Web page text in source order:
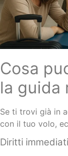
Cosa
la guida
Se ti trovi già in
con il tuo volo,
Diritti immediati